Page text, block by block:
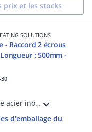
prix et les stocks
SOLUTIONS
- Raccord 2 écrous
: 500mm -
30
Flexible sanitaire acier inox - Raccord 2 Ecrous tournants 3/4' - Longueur : 500mm - DN10 - ACS - QB
d'emballage du